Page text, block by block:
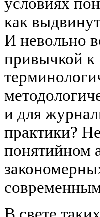
условиях
как
И невольно
привычкой к
и для
практики?
понятийном